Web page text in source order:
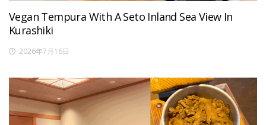
Vegan Tempura With A Seto Inland Sea View In
Kurashiki
2026年7月16日